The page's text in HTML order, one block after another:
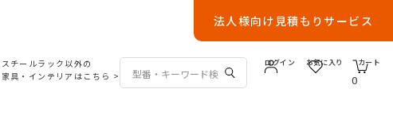
法人様向け見積もりサービス
スチールラック以外の
家具・インテリアはこちら >
ログイン お気に入り
0
カート